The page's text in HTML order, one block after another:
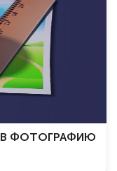
ФОТОГРАФИЮ